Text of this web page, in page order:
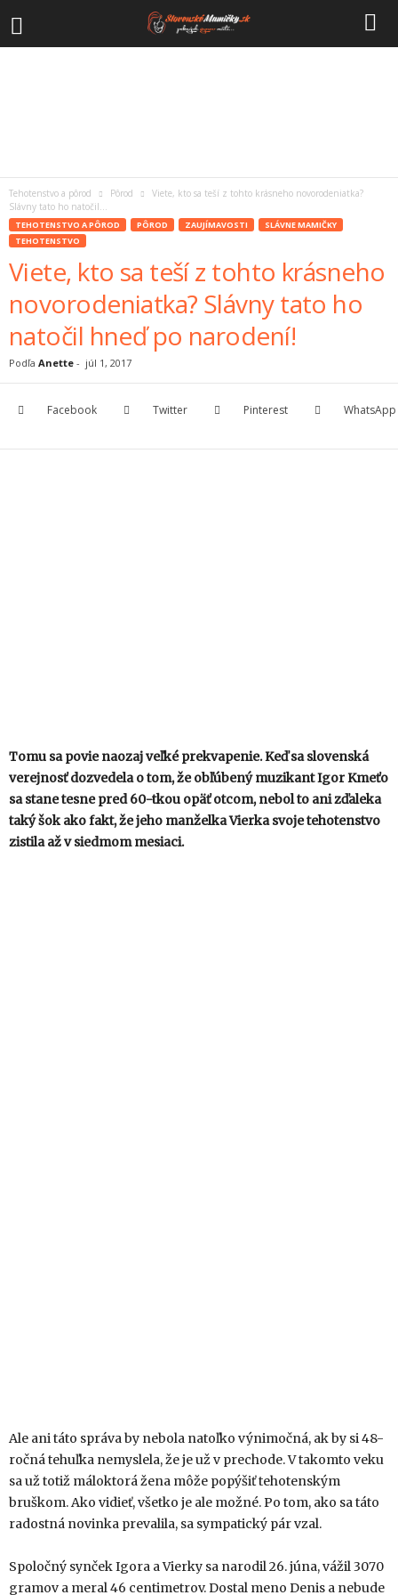
Tehotenstvo a pôrod Pôrod
Viete, kto sa teší z tohto krásneho novorodeniatka?
Slávny tato ho natočil...
TEHOTENSTVO A PÔROD PÔROD ZAUJÍMAVOSTI
SLÁVNE MAMIČKY
TEHOTENSTVO
Viete, kto sa teší z tohto krásneho
novorodeniatka? Slávny tato ho
natočil hneď po narodení!
Podľa Anette - júl 1, 2017
Facebook Twitter Pinterest WhatsApp
Tomu sa povie naozaj veľké prekvapenie. Keď sa slovenská
verejnosť dozvedela o tom, že obľúbený muzikant Igor Kmeťo
sa stane tesne pred 60-tkou opäť otcom, nebol to ani zďaleka
taký šok ako fakt, že jeho manželka Vierka svoje tehotenstvo
zistila až v siedmom mesiaci.
Ale ani táto správa by nebola natoľko výnimočná, ak by si 48-
ročná tehuľka nemyslela, že je už v prechode. V takomto veku
sa už totiž máloktorá žena môže popýšiť tehotenským
bruškom. Ako vidieť, všetko je ale možné. Po tom, ako sa táto
radostná novinka prevalila, sa sympatický pár vzal.
Spoločný synček Igora a Vierky sa narodil 26. júna, vážil 3070
gramov a meral 46 centimetrov. Dostal meno Denis a nebude